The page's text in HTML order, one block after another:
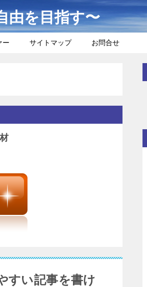
由を目指す〜
ー サイトマップ お問合せ
すい記事を書け